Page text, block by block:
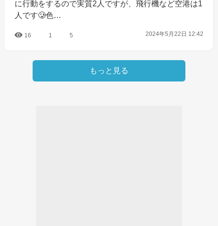
に行動をするので実質2人ですが、飛行機など空港は1
人です🥲色…
16 1 5 2024年5月22日 12:42
もっと見る